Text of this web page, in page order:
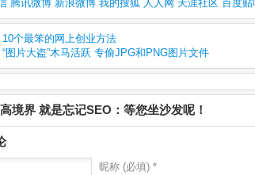
腾讯微博 新浪微博 我的搜狐 人人网 天涯社区 百度贴
10个最笨的网上创业方法
“图片大盗”木马活跃 专偷JPG和PNG图片文件
境界 就是忘记SEO：等您坐沙发呢！
昵称 (必填) *